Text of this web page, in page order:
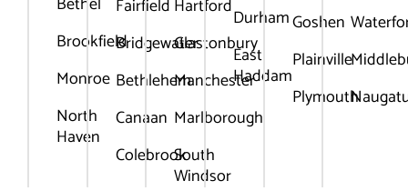
Brookfield
Monroe
North
Haven
Fairfield
Bridgewater
Bethlehem
Canaan
Colebrook
Hartford
Glastonbury
Manchester
Marlborough
South
Windsor
Durham
East
Haddam
Goshen
Plainville
Plymouth